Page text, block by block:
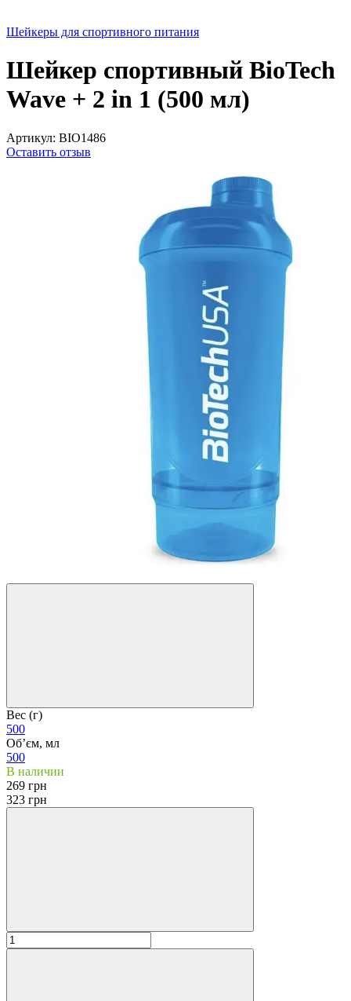
Шейкеры для спортивного питания
Шейкер спортивный BioTech
Wave + 2 in 1 (500 мл)
Артикул: BIO1486
Оставить отзыв
Вес (г)
500
Обʼєм, мл
500
В наличии
269 грн
323 грн